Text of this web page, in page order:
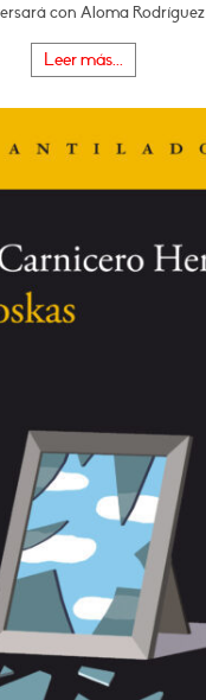
con Aloma Rodríguez
Leer más...